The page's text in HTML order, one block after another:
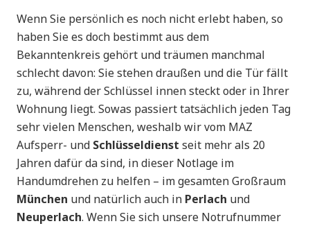
Wenn Sie persönlich es noch nicht erlebt haben, so
haben Sie es doch bestimmt aus dem
Bekanntenkreis gehört und träumen manchmal
schlecht davon: Sie stehen draußen und die Tür fällt
zu, während der Schlüssel innen steckt oder in Ihrer
Wohnung liegt. Sowas passiert tatsächlich jeden Tag
sehr vielen Menschen, weshalb wir vom MAZ
Aufsperr- und Schlüsseldienst seit mehr als 20
Jahren dafür da sind, in dieser Notlage im
Handumdrehen zu helfen – im gesamten Großraum
München und natürlich auch in Perlach und
Neuperlach. Wenn Sie sich unsere Notrufnummer